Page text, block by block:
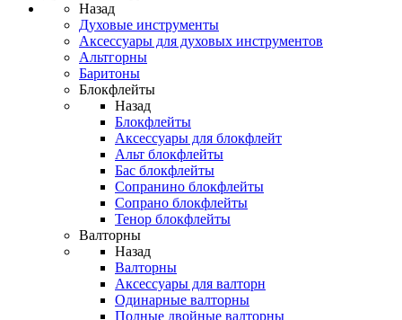
Назад
Духовые инструменты
Аксессуары для духовых инструментов
Альтгорны
Баритоны
Блокфлейты
Назад
Блокфлейты
Аксессуары для блокфлейт
Альт блокфлейты
Бас блокфлейты
Сопранино блокфлейты
Сопрано блокфлейты
Тенор блокфлейты
Валторны
Назад
Валторны
Аксессуары для валторн
Одинарные валторны
Полные двойные валторны